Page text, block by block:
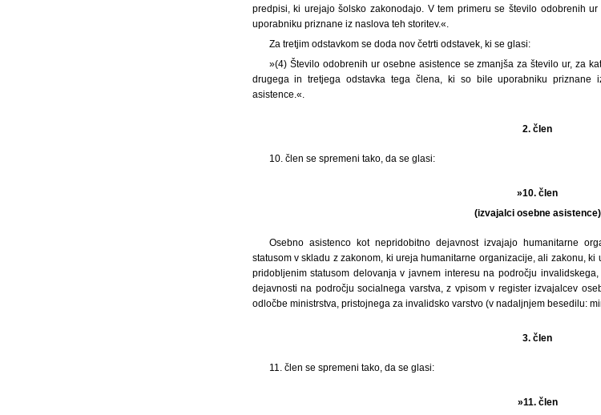
predpisi, ki urejajo šolsko zakonodajo. V tem primeru se število odobrenih
uporabniku priznane iz naslova teh storitev.«.
Za tretjim odstavkom se doda nov četrti odstavek, ki se glasi:
»(4) Število odobrenih ur osebne asistence se zmanjša za število ur, za
drugega in tretjega odstavka tega člena, ki so bile uporabniku priznane
asistence.«.
2. člen
10. člen se spremeni tako, da se glasi:
»10. člen
(izvajalci osebne asistence)
Osebno asistenco kot nepridobitno dejavnost izvajajo humanitarne
statusom v skladu z zakonom, ki ureja humanitarne organizacije, ali zakonu,
pridobljenim statusom delovanja v javnem interesu na področju
dejavnosti na področju socialnega varstva, z vpisom v register izvajalcev
odločbe ministrstva, pristojnega za invalidsko varstvo (v nadaljnjem besedilu:
3. člen
11. člen se spremeni tako, da se glasi:
»11. člen